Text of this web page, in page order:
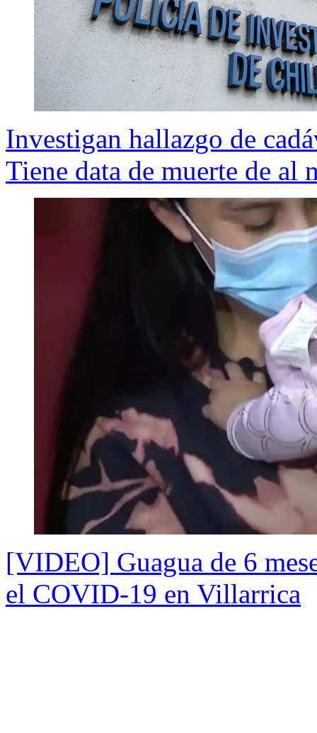
Investigan hallazgo de
Tiene data de muerte de al
[VIDEO] Guagua de 6
el COVID-19 en Villarrica